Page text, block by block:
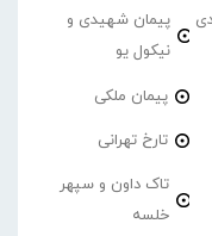
پیمان شهیدی و
نیکول یو
پیمان ملکی
تارخ تهرانی
تاک داون و سپهر
خلسه